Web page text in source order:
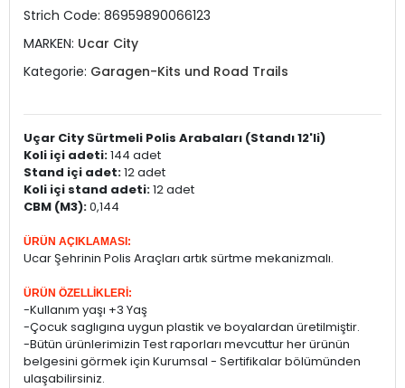
Strich Code: 86959890066123
MARKEN: Ucar City
Kategorie: Garagen-Kits und Road Trails
Uçar City Sürtmeli Polis Arabaları (Standı 12'li)
Koli içi adeti:144 adet
Stand içi adet:12 adet
Koli içi stand adeti:12 adet
CBM (M3):0,144
ÜRÜN AÇIKLAMASI:
Ucar Şehrinin Polis Araçları artık sürtme mekanizmalı.
ÜRÜN ÖZELLİKLERİ:
-Kullanım yaşı +3 Yaş
-Çocuk saglıgına uygun plastik ve boyalardan üretilmiştir.
-Bütün ürünlerimizin Test raporları mevcuttur her ürünün
belgesini görmek için Kurumsal - Sertifikalar bölümünden
ulaşabilirsiniz.